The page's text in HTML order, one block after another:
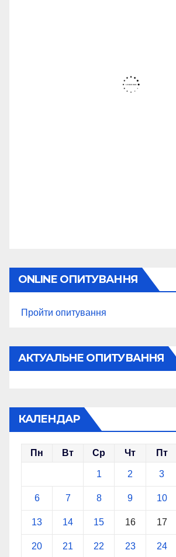
ONLINE ОПИТУВАННЯ
Пройти опитування
АКТУАЛЬНЕ ОПИТУВАННЯ
КАЛЕНДАР
Пн Вт Ср Чт Пт
1 2 3
6 7 8 9 10
13 14 15 16 17
20 21 22 23 24